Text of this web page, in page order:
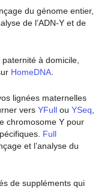
du génome entier,
de l’ADN-Y et de
à domicile,
HomeDNA.
lignées maternelles
vers YFull ou YSeq
chromosome Y pour
Full
et l’analyse du
de suppléments qui